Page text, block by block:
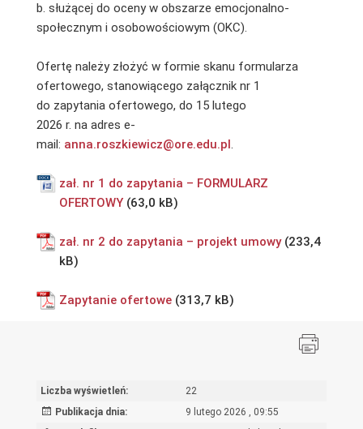
b. służącej do oceny w obszarze emocjonalno-
społecznym i osobowościowym (OKC).
Ofertę należy złożyć w formie skanu formularza
ofertowego, stanowiącego załącznik nr 1
do zapytania ofertowego, do 15 lutego
2026 r. na adres e-
mail: anna.roszkiewicz@ore.edu.pl.
zał. nr 1 do zapytania – FORMULARZ
OFERTOWY
zał. nr 2 do zapytania – projekt umowy
Zapytanie ofertowe
Liczba wyświetleń:
22
Publikacja dnia:
9 lutego 2026 , 09:55